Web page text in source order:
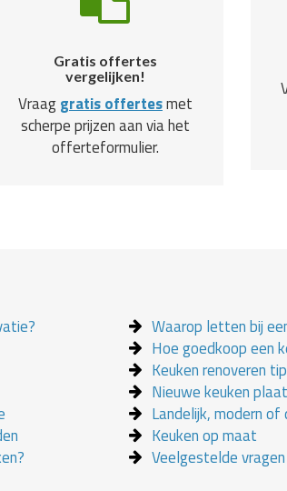
Gratis offertes
vergelijken!
Vraaggratis offertesmet
scherpe prijzen aan via het
offerteformulier.
Waarop letten bij
Hoe goedkoop een
Keuken renoveren
Nieuwe keuken
Landelijk, modern of
Keuken op maat
Veelgestelde